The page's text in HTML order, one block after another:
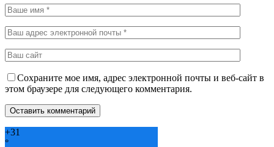
Сохраните мое имя, адрес электронной почты и веб-сайт в
этом браузере для следующего комментария.
+31
°